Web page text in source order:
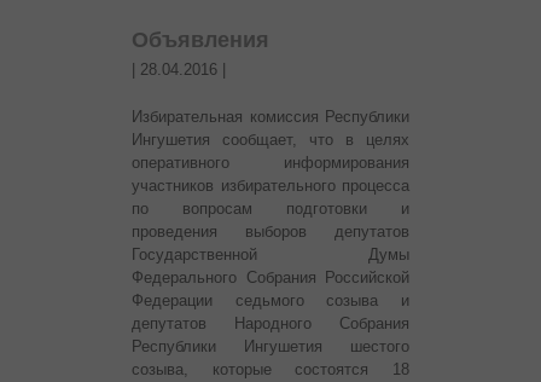
Объявления
28.04.2016
Избирательная комиссия Республики
Ингушетия сообщает, что в целях
оперативного информирования
участников избирательного процесса
по вопросам подготовки и
проведения выборов депутатов
Государственной Думы
Федерального Собрания Российской
Федерации седьмого созыва и
депутатов Народного Собрания
Республики Ингушетия шестого
созыва, которые состоятся 18